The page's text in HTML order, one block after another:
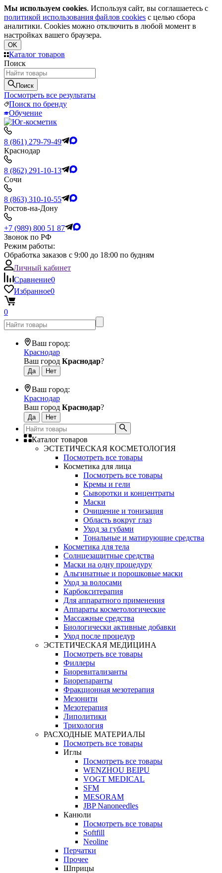
Мы используем cookies. Используя сайт, вы соглашаетесь с
политикой использования файлов cookies с целью сбора
аналитики. Cookies можно отключить в любой момент в
настройках вашего браузера.
OK
Каталог товаров
Поиск
Поиск
Посмотреть все результаты
Поиск по бренду
Обучение
8 (861) 279-79-49
Краснодар
8 (862) 291-10-13
Сочи
8 (863) 310-10-55
Ростов-на-Дону
+7 (989) 800 51 87
Звонок по РФ
Режим работы:
Обработка заказов с 9:00 до 18:00 по будням
Личный кабинет
Сравнение0
Избранное0
0
Ваш город:
Краснодар
Ваш город Краснодар?
Ваш город:
Краснодар
Ваш город Краснодар?
Каталог товаров
ЭСТЕТИЧЕСКАЯ КОСМЕТОЛОГИЯ
Посмотреть все товары
Косметика для лица
Посмотреть все товары
Кремы и гели
Сыворотки и концентраты
Маски
Очищение и тонизация
Область вокруг глаз
Уход за губами
Тональные и матирующие средства
Косметика для тела
Солнцезащитные средства
Маски на одну процедуру
Альгинатные и порошковые маски
Уход за волосами
Карбокситерапия
Для аппаратного применения
Аппараты косметологические
Массажные средства
Биологически активные добавки
Уход после процедур
ЭСТЕТИЧЕСКАЯ МЕДИЦИНА
Посмотреть все товары
Филлеры
Биоревитализанты
Биорепаранты
Фракционная мезотерапия
Мезонити
Мезотерапия
Липолитики
Трихология
РАСХОДНЫЕ МАТЕРИАЛЫ
Посмотреть все товары
Иглы
Посмотреть все товары
WENZHOU BEIPU
VOGT MEDICAL
SFM
MESORAM
JBP Nanoneedles
Канюли
Посмотреть все товары
Softfill
Neoline
Перчатки
Прочее
Шприцы